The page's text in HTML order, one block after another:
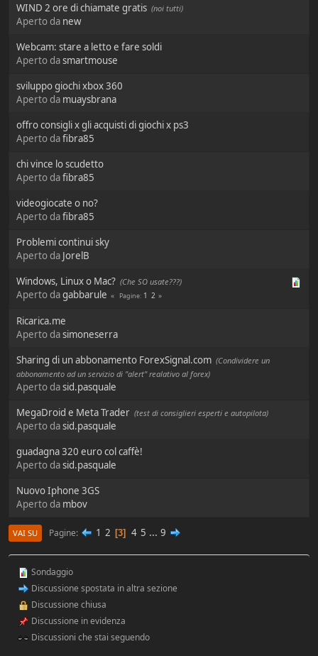
WIND 2 ore di chiamate gratis (noi tutti)
Aperto da new
Webcam: stare a letto e fare soldi
Aperto dasmartmouse
sviluppo giochi xbox 360
Aperto da muaysbrana
offro consigli x gli acquisti di giochi x ps3
Aperto dafibra85
chi vince lo scudetto
Aperto dafibra85
videogiocate o no?
Aperto dafibra85
Problemi continui sky
Aperto da JorelB
Windows, Linux o Mac? (Che SO usate???)
Aperto dagabbarule Pagine 1 2
Ricarica.me
Aperto dasimoneserra
Sharing di un abbonamento ForexSignal.com (Condividere un
abbonamento ad un servizio di "alert" realativo al forex)
Aperto dasid.pasquale
MegaDroid e Meta Trader (test di consiglieri esperti e autopilota)
Aperto dasid.pasquale
guadagna 320 euro col caffè!
Aperto dasid.pasquale
Nuovo Iphone 3GS
Aperto da mbov
VAI SU Pagine 1 2 3 4 5 ... 9
Sondaggio
Discussione spostata in altra sezione
Discussione chiusa
Discussione in evidenza
Discussioni che stai seguendo